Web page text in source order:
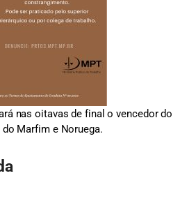
nas oitavas de final o vencedor do
Marfim e Noruega.